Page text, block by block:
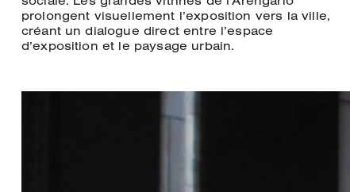
prolongent visuellement l’exposition vers la ville,
créant un dialogue direct entre l’espace
d’exposition et le paysage urbain.